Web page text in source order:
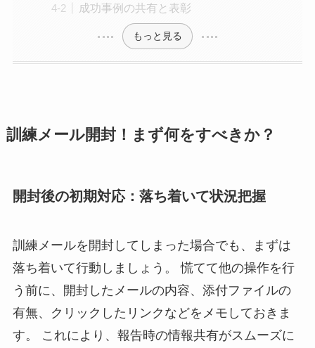
成功事例の共有と表彰
もっと見る
訓練メール開封！まず何をすべきか？
開封後の初期対応：落ち着いて状況把握
訓練メールを開封してしまった場合でも、まずは
落ち着いて行動しましょう。 慌てて他の操作を行
う前に、開封したメールの内容、添付ファイルの
有無、クリックしたリンクなどをメモしておきま
す。 これにより、報告時の情報共有がスムーズに